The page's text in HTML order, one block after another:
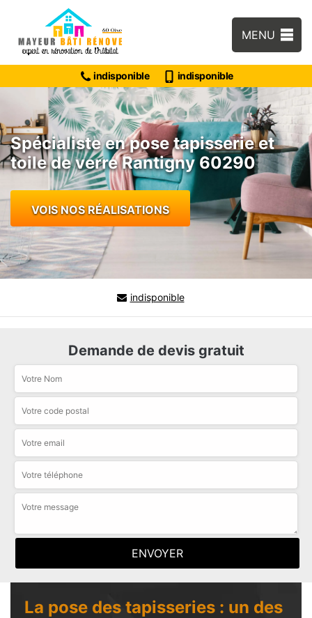
MENU
indisponible indisponible
Spécialiste en pose tapisserie et
toile de verre Rantigny 60290
VOIS NOS RÉALISATIONS
indisponible
Demande de devis gratuit
La pose des tapisseries : un des